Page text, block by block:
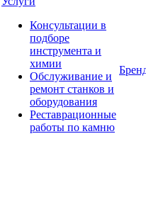
Консультации в
подборе
инструмента и
химии
Обслуживание и
ремонт станков и
оборудования
Реставрационные
работы по камню